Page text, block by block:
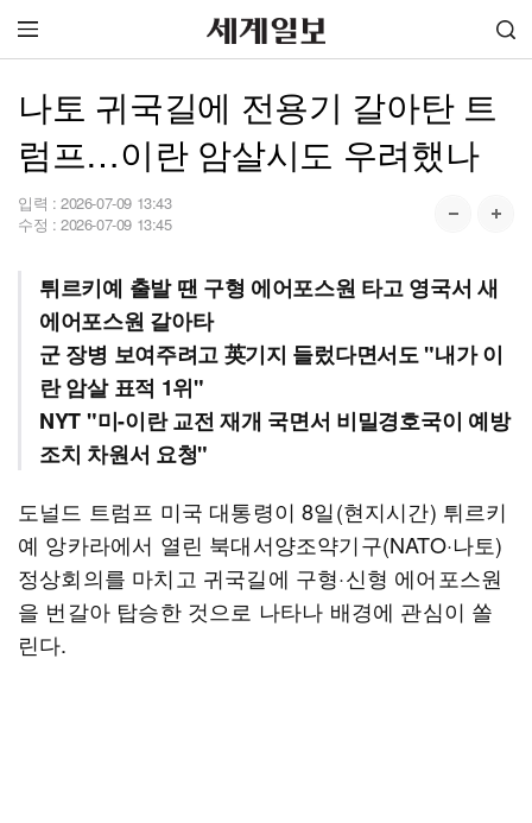
나토 귀국길에 전용기 갈아탄 트
럼프…이란 암살시도 우려했나
입력 : 2026-07-09 13:43
수정 : 2026-07-09 13:45
튀르키예 출발 땐 구형 에어포스원 타고 영국서 새
에어포스원 갈아타
군 장병 보여주려고 英기지 들렀다면서도 "내가 이
란 암살 표적 1위"
NYT "미-이란 교전 재개 국면서 비밀경호국이 예방
조치 차원서 요청"
도널드 트럼프 미국 대통령이 8일(현지시간) 튀르키
예 앙카라에서 열린 북대서양조약기구(NATO·나토)
정상회의를 마치고 귀국길에 구형·신형 에어포스원
을 번갈아 탑승한 것으로 나타나 배경에 관심이 쏠
린다.